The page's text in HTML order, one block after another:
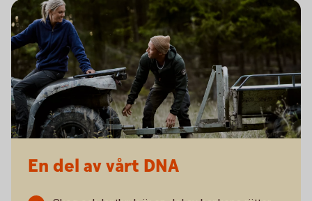
En del av vårt DNA